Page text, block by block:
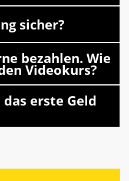
sicher?
bezahlen. Wie
Videokurs?
bekommst Du sofort
mit Deinen
Mitgliederbereich.
erste Geld